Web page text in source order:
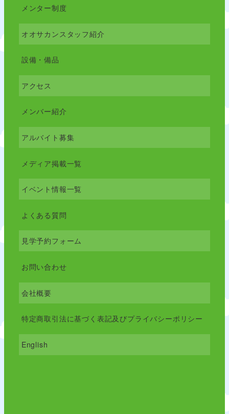
メンター制度
オオサカンスタッフ紹介
設備・備品
アクセス
メンバー紹介
アルバイト募集
メディア掲載一覧
イベント情報一覧
よくある質問
見学予約フォーム
お問い合わせ
会社概要
特定商取引法に基づく表記及びプライバシーポリシー
English